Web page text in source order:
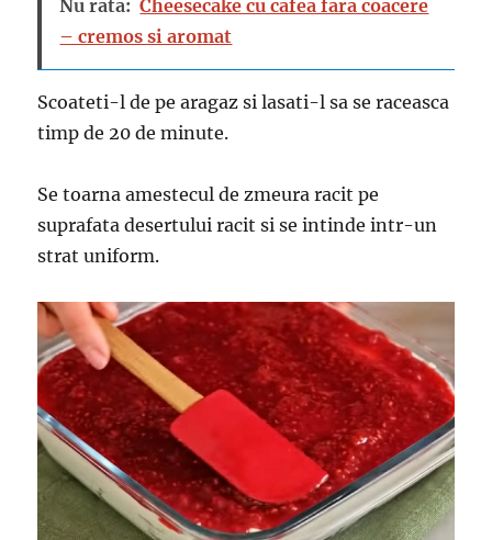
Nu rata: Cheesecake cu cafea fara coacere
– cremos si aromat
Scoateti-l de pe aragaz si lasati-l sa se raceasca
timp de 20 de minute.
Se toarna amestecul de zmeura racit pe
suprafata desertului racit si se intinde intr-un
strat uniform.